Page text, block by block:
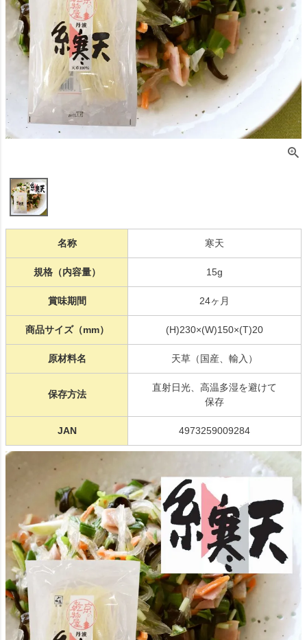
名称 寒天
規格（内容量） 15g
賞味期間 24ヶ月
商品サイズ（mm） (H)230×(W)150×(T)20
原材料名 天草（国産、輸入）
保存方法
直射日光、高温多湿を避けて
保存
JAN 4973259009284